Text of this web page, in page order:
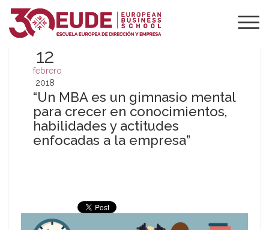
12
febrero
2018
“Un MBA es un gimnasio mental
para crecer en conocimientos,
habilidades y actitudes
enfocadas a la empresa”